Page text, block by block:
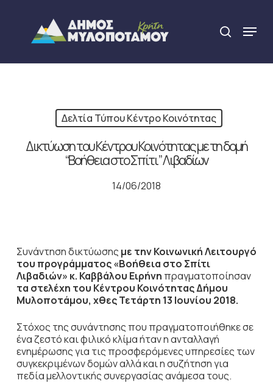
content
search
Menu
Δελτία Τύπου Κέντρο Κοινότητας
Δικτύωση του Κέντρου Κοινότητας με τη δομή
“Βοήθεια στο Σπίτι” Λιβαδίων
14/06/2018
Συνάντηση δικτύωσης με την Κοινωνική Λειτουργό
του προγράμματος «Βοήθεια στο Σπίτι
Λιβαδιών» κ. Καββάλου Ειρήνη πραγματοποίησαν
τα στελέχη του Κέντρου Κοινότητας Δήμου
Μυλοποτάμου, χθες Τετάρτη 13 Ιουνίου 2018.
Στόχος της συνάντησης που πραγματοποιήθηκε σε
ένα ζεστό και φιλικό κλίμα ήταν η ανταλλαγή
ενημέρωσης για τις προσφερόμενες υπηρεσίες των
συγκεκριμένων δομών αλλά και η συζήτηση για
πεδία μελλοντικής συνεργασίας ανάμεσα τους.
Close